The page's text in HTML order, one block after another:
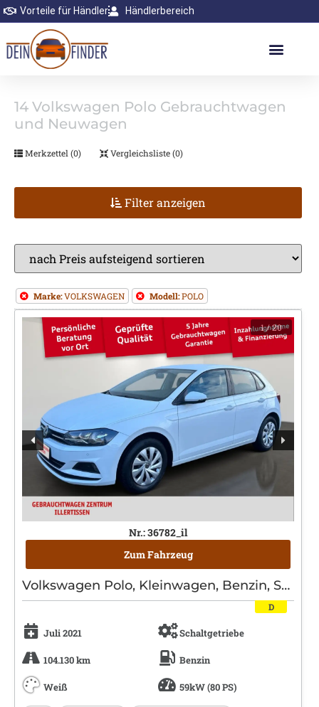
Vorteile für Händler Händlerbereich
14 Volkswagen Polo Gebrauchtwagen
und Neuwagen
Merkzettel (0) Vergleichsliste (0)
Filter anzeigen
Marke:VOLKSWAGEN Modell:POLO
1/ 20
Nr.: 36782_il
Zum Fahrzeug
Volkswagen Polo, Kleinwagen, Benzin, Schaltgetriebe, Weiß
Juli 2021 Schaltgetriebe
104.130 km Benzin
Weiß 59kW (80 PS)
D